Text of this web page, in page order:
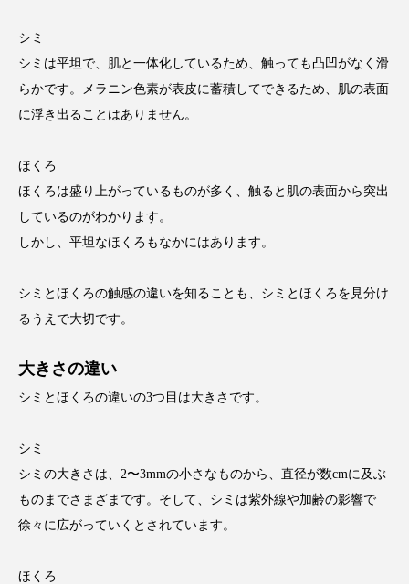
シミ
シミは平坦で、肌と一体化しているため、触っても凸凹がなく滑
らかです。メラニン色素が表皮に蓄積してできるため、肌の表面
に浮き出ることはありません。
ほくろ
ほくろは盛り上がっているものが多く、触ると肌の表面から突出
しているのがわかります。
しかし、平坦なほくろもなかにはあります。
シミとほくろの触感の違いを知ることも、シミとほくろを見分け
るうえで大切です。
大きさの違い
シミとほくろの違いの3つ目は大きさです。
シミ
シミの大きさは、2〜3mmの小さなものから、直径が数cmに及ぶ
ものまでさまざまです。そして、シミは紫外線や加齢の影響で
徐々に広がっていくとされています。
ほくろ